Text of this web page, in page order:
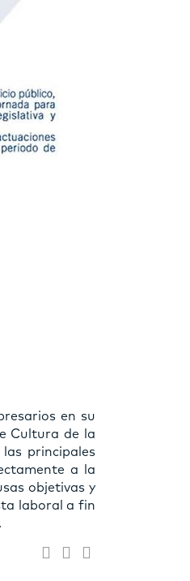
en su
Cultura de la
principales
a la
objetivas y
laboral a fin